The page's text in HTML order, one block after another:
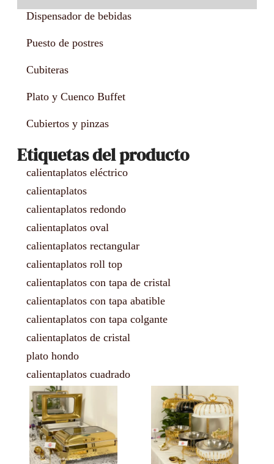
Dispensador de bebidas
Puesto de postres
Cubiteras
Plato y Cuenco Buffet
Cubiertos y pinzas
Etiquetas del producto
calientaplatos eléctrico
calientaplatos
calientaplatos redondo
calientaplatos oval
calientaplatos rectangular
calientaplatos roll top
calientaplatos con tapa de cristal
calientaplatos con tapa abatible
calientaplatos con tapa colgante
calientaplatos de cristal
plato hondo
calientaplatos cuadrado
Página PáginaPágina
PáginaPágina